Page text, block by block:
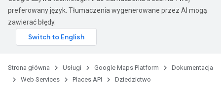
preferowany język. Tłumaczenia wygenerowane przez AI mogą
zawierać błędy.
Strona główna Usługi Google Maps Platform
Dokumentacja
Web Services
Places API Dziedzictwo